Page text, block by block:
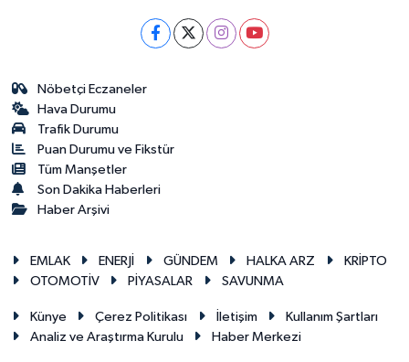
Nöbetçi Eczaneler
Hava Durumu
Trafik Durumu
Puan Durumu ve Fikstür
Tüm Manşetler
Son Dakika Haberleri
Haber Arşivi
EMLAK ENERJİ GÜNDEM HALKA ARZ
KRİPTO
OTOMOTİV
PİYASALAR SAVUNMA
Künye Çerez Politikası İletişim
Kullanım Şartları
Analiz ve Araştırma Kurulu
Haber Merkezi